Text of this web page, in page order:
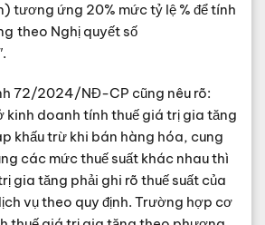
tương ứng 20% mức tỷ lệ % để tính
theo Nghị quyết số
72/2024/NĐ-CP cũng nêu rõ:
kinh doanh tính thuế giá trị gia tăng
khấu trừ khi bán hàng hóa, cung
các mức thuế suất khác nhau thì
gia tăng phải ghi rõ thuế suất của
vụ theo quy định. Trường hợp cơ